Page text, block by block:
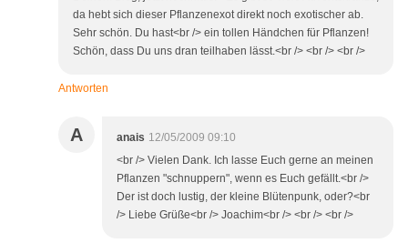
da hebt sich dieser Pflanzenexot direkt noch exotischer ab.
Sehr schön. Du hast<br /> ein tollen Händchen für Pflanzen!
Schön, dass Du uns dran teilhaben lässt.<br /> <br /> <br />
Antworten
A anais 12/05/2009 09:10
<br /> Vielen Dank. Ich lasse Euch gerne an meinen
Pflanzen "schnuppern", wenn es Euch gefällt.<br />
Der ist doch lustig, der kleine Blütenpunk, oder?<br
/> Liebe Grüße<br /> Joachim<br /> <br /> <br />